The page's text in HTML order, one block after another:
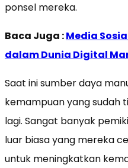
ponsel mereka.
Baca Juga :Media
dalam Dunia Digital
Saat ini sumber daya
kemampuan yang sudah
lagi. Sangat banyak
luar biasa yang mereka
untuk meningkatkan